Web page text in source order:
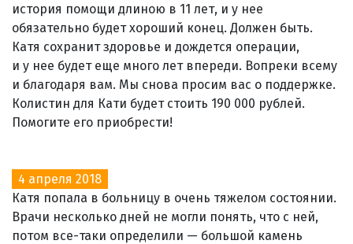
история помощи длиною в 11 лет, и у нее
обязательно будет хороший конец. Должен быть.
Катя сохранит здоровье и дождется операции,
и у нее будет еще много лет впереди. Вопреки всему
и благодаря вам. Мы снова просим вас о поддержке.
Колистин для Кати будет стоить 190 000 рублей.
Помогите его приобрести!
4 апреля 2018
Катя попала в больницу в очень тяжелом состоянии.
Врачи несколько дней не могли понять, что с ней,
потом все-таки определили — большой камень